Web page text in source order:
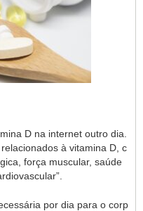
D na internet outro dia.
à vitamina D, c
força muscular, saúde
por dia para o corp